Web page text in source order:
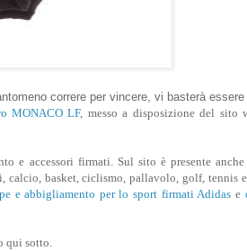
correre per vincere, vi basterà
MONACO LF, messo a disposizione del sito
e accessori firmati. Sul sito è presente
calcio, basket, ciclismo, pallavolo, golf, tennis
e abbigliamento per lo sport firmati Adidas e
qui sotto.